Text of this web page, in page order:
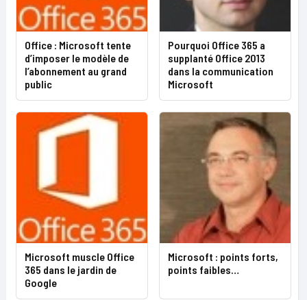
Office : Microsoft tente
d’imposer le modèle de
l’abonnement au grand
public
Pourquoi Office 365 a
supplanté Office 2013
dans la communication
Microsoft
Microsoft muscle Office
365 dans le jardin de
Google
Microsoft : points forts,
points faibles…